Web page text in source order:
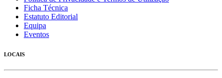
Ficha Técnica
Estatuto Editorial
Equipa
Eventos
LOCAIS